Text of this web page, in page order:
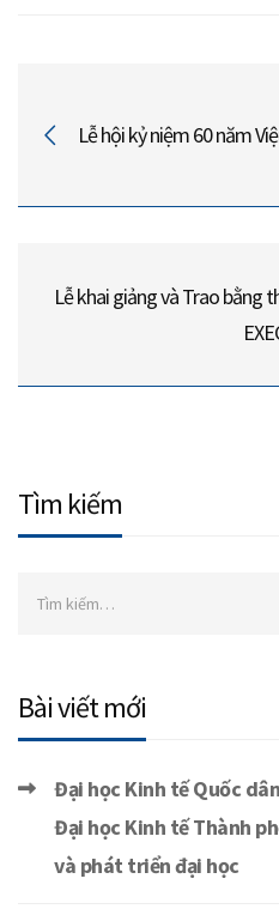
Lễ hội kỷ niệm 60 năm
Lễ khai giảng và Trao bằng
Tìm kiếm
Bài viết mới
Đại học Kinh tế Quốc
Đại học Kinh tế Thành
và phát triển đại học